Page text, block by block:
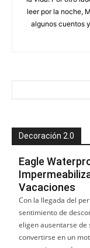
leer por la noche,
algunos cuentos
Decoración 2.0
Eagle
Vacaciones
Con la llegada del
sentimiento de
eligen ausentarse de
convertirse en un